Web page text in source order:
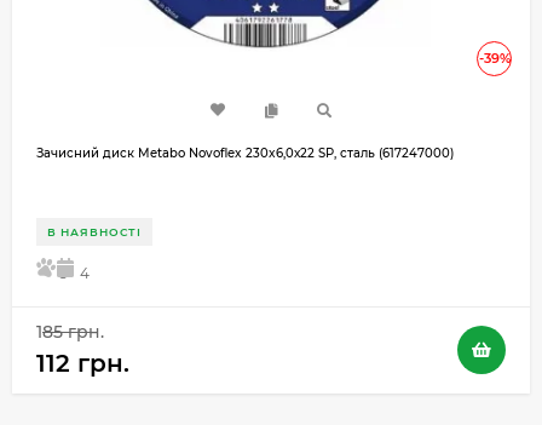
-39%
Зачисний диск Metabo Novoflex 230x6,0х22 SP, сталь (617247000)
В НАЯВНОСТІ
4
185 грн.
112 грн.